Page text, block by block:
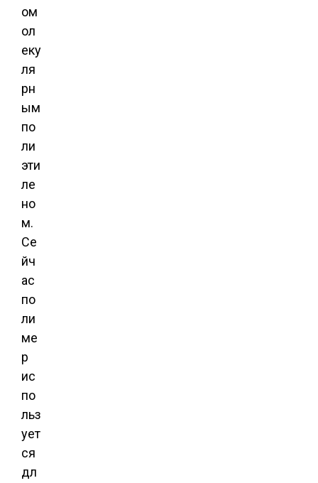
ом
ол
еку
ля
рн
ым
по
ли
эти
ле
но
м.
Се
йч
ас
по
ли
ме
р
ис
по
льз
ует
ся
дл